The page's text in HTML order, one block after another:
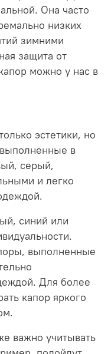
Она часто
низких
зимними
защита от
можно у нас в
эстетики, но
в
серый,
и легко
синий или
выполненные
Для более
капор яркого
важно учитывать